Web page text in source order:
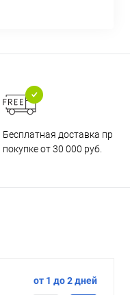
Бесплатная доставка при
покупке от 30 000 руб.
от 1 до 2 дней